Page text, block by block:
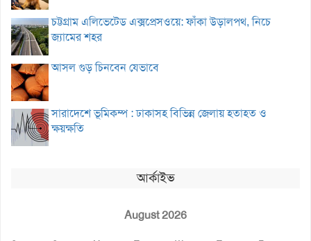
চট্টগ্রাম এলিভেটেড এক্সপ্রেসওয়ে: ফাঁকা উড়ালপথ, নিচে
জ্যামের শহর
আসল গুড় চিনবেন যেভাবে
সারাদেশে ভূমিকম্প : ঢাকাসহ বিভিন্ন জেলায় হতাহত ও
ক্ষয়ক্ষতি
আর্কাইভ
August 2026